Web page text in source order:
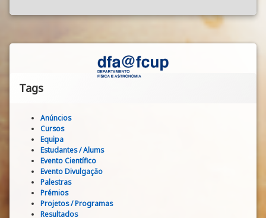
Tags
Anúncios
Cursos
Equipa
Estudantes / Alums
Evento Científico
Evento Divulgação
Palestras
Prémios
Projetos / Programas
Resultados